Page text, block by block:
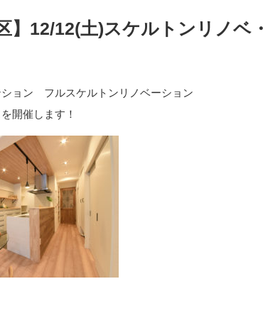
】12/12(土)スケルトンリノ
ション フルスケルトンリノベーション
開催します！